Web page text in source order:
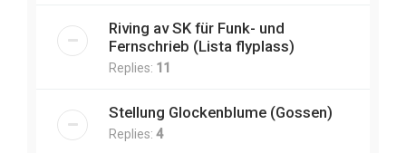
Riving av SK für Funk- und
Fernschrieb (Lista flyplass)
Replies: 11
Stellung Glockenblume (Gossen)
Replies: 4